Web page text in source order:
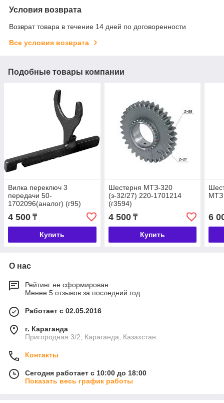
Условия возврата
Возврат товара в течение 14 дней по договоренности
Все условия возврата
Подобные товары компании
Вилка переключ 3
передачи 50-
1702096(аналог) (г95)
4 500 ₸
Купить
Шестерня МТЗ-320
(з-32/27) 220-1701214
(г3594)
4 500₸
Купить
МТЗ
6
О нас
Рейтинг не сформирован
Менее 5 отзывов за последний год
Работает с 02.05.2016
г. Караганда
Пригородная 3/2, Караганда, Казахстан
Контакты
Сегодня работает с 10:00 до 18:00
Показать весь график работы